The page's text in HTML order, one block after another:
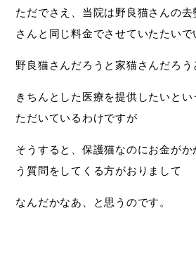
ただでさえ、当院は野良猫さんの
さんと同じ料金でさせていたたいで
野良猫さんだろうと家猫さんだろ
きちんとした医療を提供したいと
ただいているわけですが
そうすると、保護猫なのにお金が
う質問をしてくる方がおりまして
なんだかなあ、と思うのです。